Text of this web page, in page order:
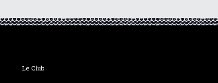
Le Club